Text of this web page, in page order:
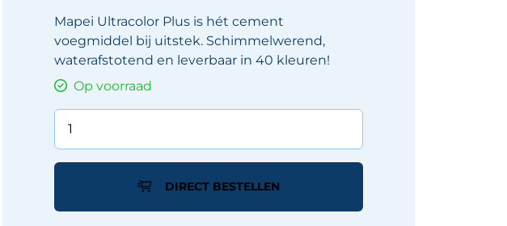
Mapei Ultracolor Plus is hét cement
voegmiddel bij uitstek. Schimmelwerend,
waterafstotend en leverbaar in 40 kleuren!
Op voorraad
Mapei
Ultracolor
kleur:
DIRECT BESTELLEN